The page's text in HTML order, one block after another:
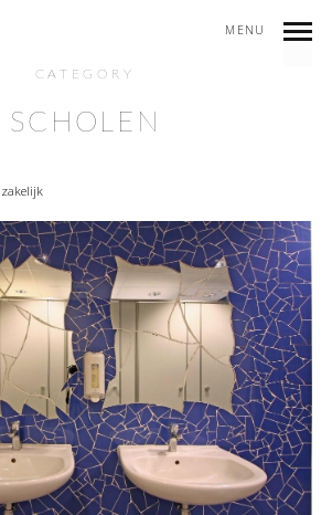
MENU
CATEGORY
SCHOLEN
zakelijk